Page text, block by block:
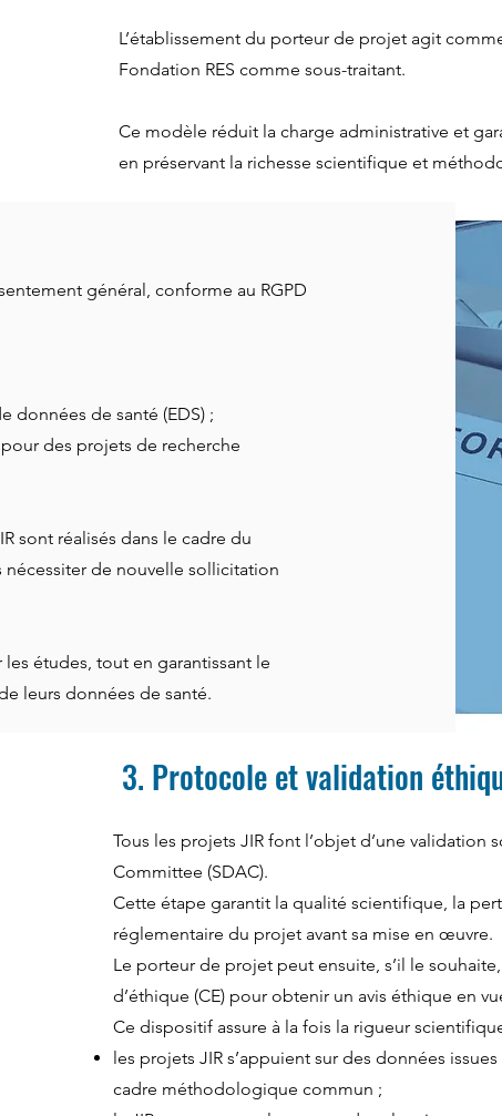
L’établissement du porteur de projet agit
Fondation RES comme sous-traitant.
Ce modèle réduit la charge administrative et
en préservant la richesse scientifique et
général, conforme au RGPD
données de santé (EDS) ;
des projets de recherche
sont réalisés dans le cadre du
de nouvelle sollicitation
études, tout en garantissant le
leurs données de santé.
3. Protocole et validation
Tous les projets JIR font l’objet d’une validation
Committee (SDAC).
Cette étape garantit la qualité scientifique, la
réglementaire du projet avant sa mise en œuvre.
Le porteur de projet peut ensuite, s’il le
d’éthique (CE) pour obtenir un avis éthique en
Ce dispositif assure à la fois la rigueur
les projets JIR s’appuient sur des données
cadre méthodologique commun ;